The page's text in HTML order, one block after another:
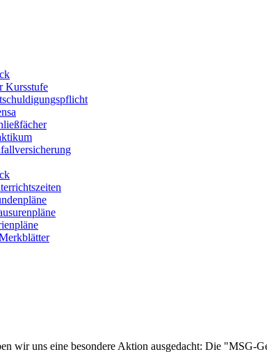
Kursstufe
wir uns eine besondere Aktion ausgedacht: Die